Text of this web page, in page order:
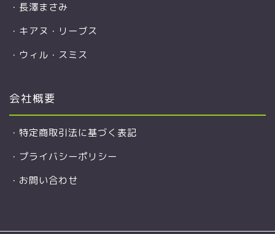
・ 長澤まさみ
・ キアヌ・リーブス
・ ウィル・スミス
会社概要
・ 特定商取引法に基づく表記
・ プライバシーポリシー
・ お問い合わせ